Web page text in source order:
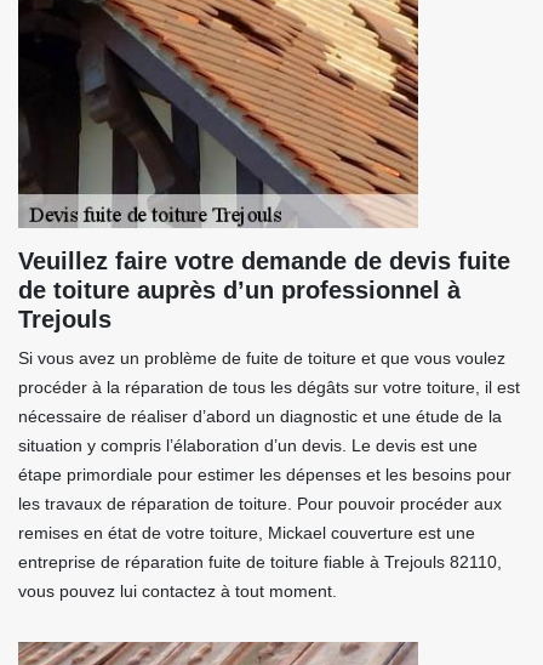
Veuillez faire votre demande de devis fuite
de toiture auprès d’un professionnel à
Trejouls
Si vous avez un problème de fuite de toiture et que vous voulez
procéder à la réparation de tous les dégâts sur votre toiture, il est
nécessaire de réaliser d’abord un diagnostic et une étude de la
situation y compris l’élaboration d’un devis. Le devis est une
étape primordiale pour estimer les dépenses et les besoins pour
les travaux de réparation de toiture. Pour pouvoir procéder aux
remises en état de votre toiture, Mickael couverture est une
entreprise de réparation fuite de toiture fiable à Trejouls 82110,
vous pouvez lui contactez à tout moment.